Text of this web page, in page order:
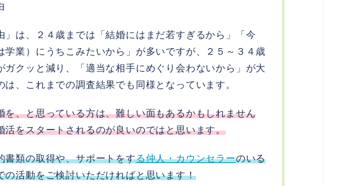
」は、２４歳までは「結婚にはまだ若すぎるから」「今
学業）にうちこみたいから」が多いですが、２５～３４歳
ガクッと減り、「適当な相手にめぐり会わないから」が大
は、これまでの調査結果でも同様となっています。
を、と思っている方は、難しい面もあるかもしれません
活をスタートされるのが良いのではと思います。
書類の取得や、サポートをする仲人・カウンセラーのいる
の活動をご検討いただければと思います！